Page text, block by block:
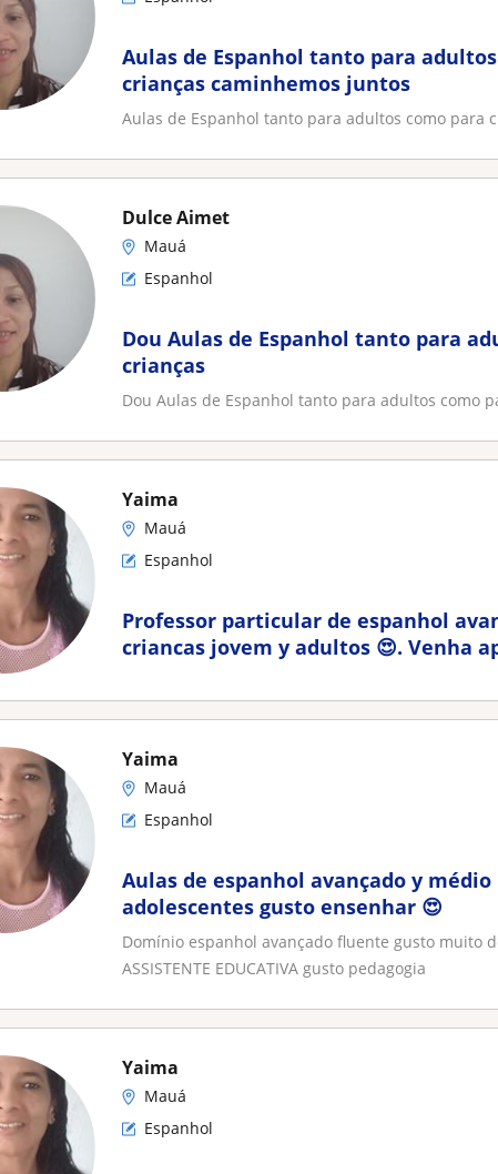
Aulas de Espanhol tanto para
crianças caminhemos juntos
Aulas de Espanhol tanto para adultos como para
Dulce Aimet
Mauá
Espanhol
Dou Aulas de Espanhol tanto para
crianças
Dou Aulas de Espanhol tanto para adultos como
Yaima
Mauá
Espanhol
Professor particular de espanhol
criancas jovem y adultos 😍. Venha
Yaima
Mauá
Espanhol
Aulas de espanhol avançado y
adolescentes gusto ensenhar 😍
Domínio espanhol avançado fluente gusto muito
ASSISTENTE EDUCATIVA gusto pedagogia
Yaima
Mauá
Espanhol